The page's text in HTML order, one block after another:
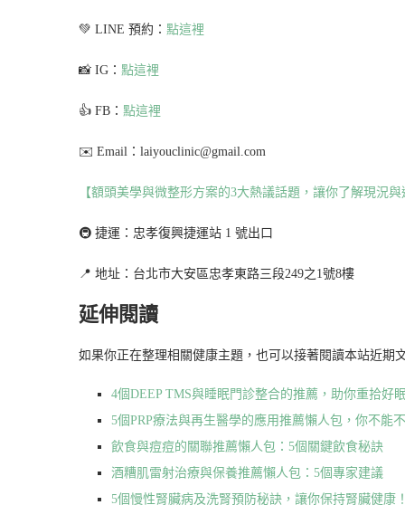
💚 LINE 預約： 點這裡
📸 IG： 點這裡
👍 FB： 點這裡
✉️ Email：laiyouclinic@gmail.com
【額頭美學與微整形方案的3大熱議話題，讓你了解現況與
🚇 捷運：忠孝復興捷運站 1 號出口
📍 地址：台北市大安區忠孝東路三段249之1號8樓
延伸閱讀
如果你正在整理相關健康主題，也可以接著閱讀本站近期
4個DEEP TMS與睡眠門診整合的推薦，助你重拾好
5個PRP療法與再生醫學的應用推薦懶人包，你不能
飲食與痘痘的關聯推薦懶人包：5個關鍵飲食秘訣
酒糟肌雷射治療與保養推薦懶人包：5個專家建議
5個慢性腎臟病及洗腎預防秘訣，讓你保持腎臟健康！